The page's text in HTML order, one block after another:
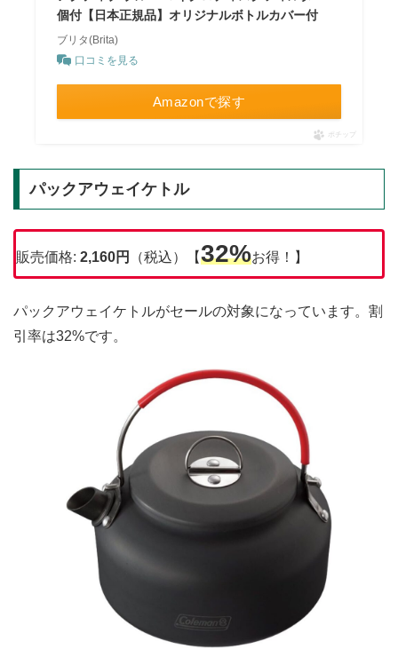
個付【日本正規品】オリジナルボトルカバー付
ブリタ(Brita)
口コミを見る
Amazonで探す
ポチップ
パックアウェイケトル
販売価格: 2,160円 （税込）【32%お得！】
パックアウェイケトルがセールの対象になっています。割
引率は32%です。